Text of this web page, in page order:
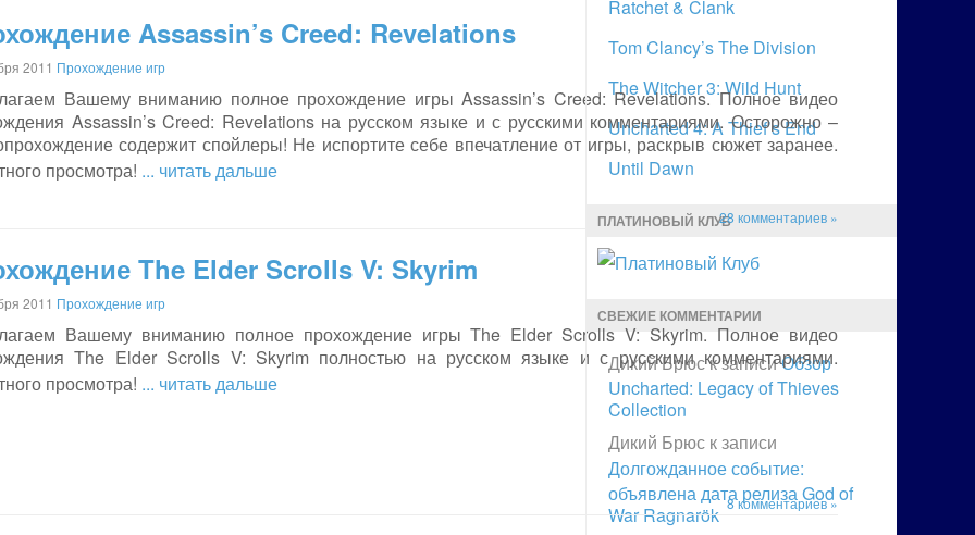
Assassin’s Creed: Revelations
2011 Прохождение игр
Вашему вниманию полное прохождение игры Assassin’s Creed: Revelations. Полное видео
Assassin’s Creed: Revelations на русском языке и с русскими комментариями. Осторожно –
содержит спойлеры! Не испортите себе впечатление от игры, раскрыв сюжет заранее.
просмотра! ... читать дальше
28 комментариев »
The Elder Scrolls V: Skyrim
2011 Прохождение игр
Вашему вниманию полное прохождение игры The Elder Scrolls V: Skyrim. Полное видео
The Elder Scrolls V: Skyrim полностью на русском языке и с русскими комментариями.
просмотра! ... читать дальше
8 комментариев »
Ratchet & Clank
Tom Clancy’s The Division
The Witcher 3: Wild Hunt
Uncharted 4: A Thief’s End
Until Dawn
ПЛАТИНОВЫЙ КЛУБ
СВЕЖИЕ КОММЕНТАРИИ
Дикий Брюск записиОбзор
Uncharted: Legacy of Thieves
Collection
Дикий Брюс к записи
Долгожданное событие:
объявлена дата релиза God of
War Ragnarök